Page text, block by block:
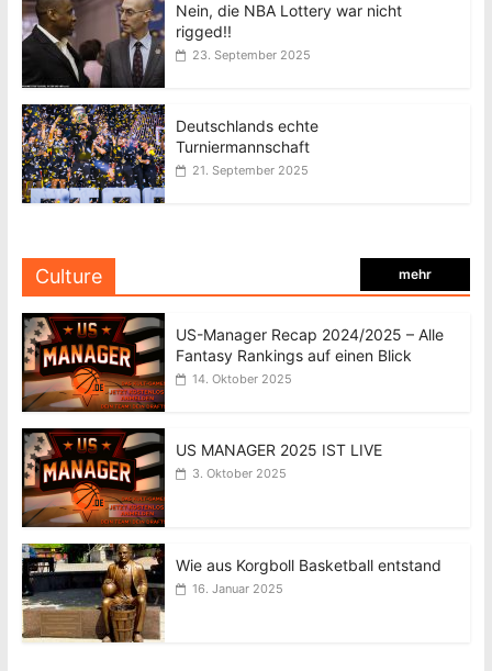
Nein, die NBA Lottery war nicht
rigged!!
23. September 2025
Deutschlands echte
Turniermannschaft
21. September 2025
Culture mehr
US-Manager Recap 2024/2025 – Alle
Fantasy Rankings auf einen Blick
14. Oktober 2025
US MANAGER 2025 IST LIVE
3. Oktober 2025
Wie aus Korgboll Basketball entstand
16. Januar 2025